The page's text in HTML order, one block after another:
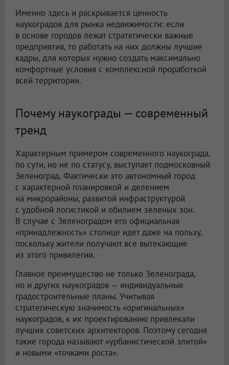
Именно здесь и раскрывается ценность
наукоградов для рынка недвижимости: если
в основе городов лежат стратегически важные
предприятия, то работать на них должны лучшие
кадры, для которых нужно создать максимально
комфортные условия с комплексной проработкой
всей территории.
Почему наукограды — современный
тренд
Характерным примером современного наукограда,
по сути, но не по статусу, выступает подмосковный
Зеленоград. Фактически это автономный город
с характерной планировкой и делением
на микрорайоны, развитой инфраструктурой
с удобной логистикой и обилием зеленых зон.
В случае с Зеленоградом его официальная
«принадлежность» столице идет даже на пользу,
поскольку жители получают все вытекающие
из этого привилегии.
Главное преимущество не только Зеленограда,
но и других наукоградов — индивидуальные
градостроительные планы. Учитывая
стратегическую значимость «оригинальных»
наукоградов, к их проектированию привлекали
лучших советских архитекторов. Поэтому сегодня
такие города называют «урбанистической элитой»
и новыми «точками роста».